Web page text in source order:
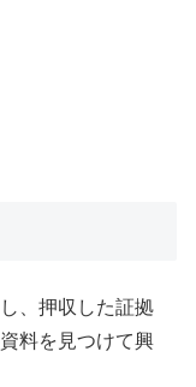
、押収した証拠
料を見つけて興